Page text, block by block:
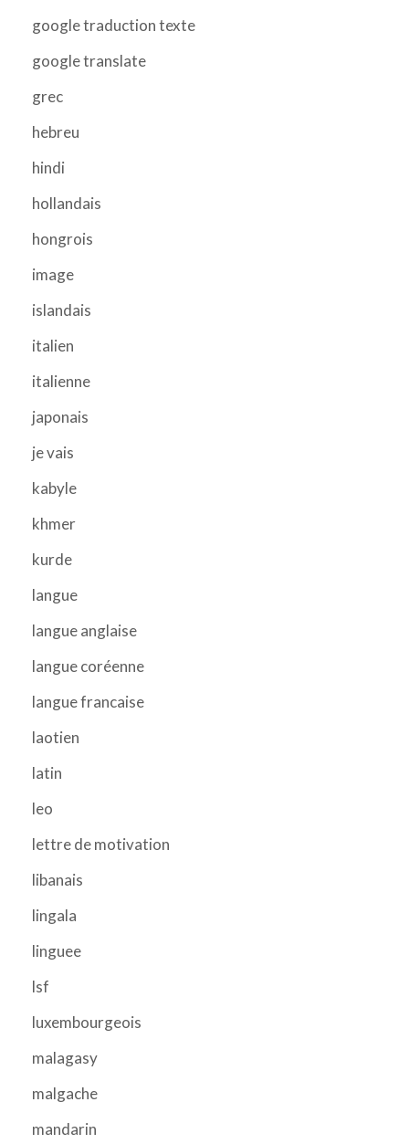
google traduction texte
google translate
grec
hebreu
hindi
hollandais
hongrois
image
islandais
italien
italienne
japonais
je vais
kabyle
khmer
kurde
langue
langue anglaise
langue coréenne
langue francaise
laotien
latin
leo
lettre de motivation
libanais
lingala
linguee
lsf
luxembourgeois
malagasy
malgache
mandarin